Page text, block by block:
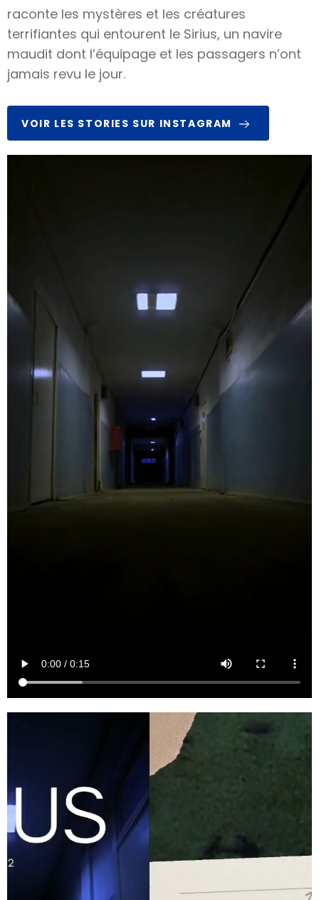
raconte les mystères et les créatures
terrifiantes qui entourent le Sirius, un navire
maudit dont l’équipage et les passagers n’ont
jamais revu le jour.
VOIR LES STORIES SUR INSTAGRAM